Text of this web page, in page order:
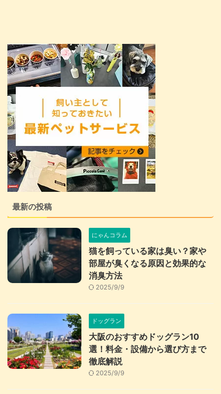
最新の投稿
にゃんコラム
猫を飼っている家は臭い？家や
部屋が臭くなる原因と効果的な
消臭方法
2025/9/9
ドッグラン
大阪のおすすめドッグラン10
選！料金・設備から選び方まで
徹底解説
2025/9/9